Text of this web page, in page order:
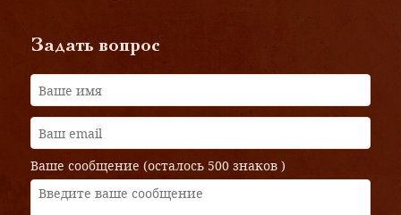
Задать вопрос
Ваше сообщение (осталось 500 знаков )